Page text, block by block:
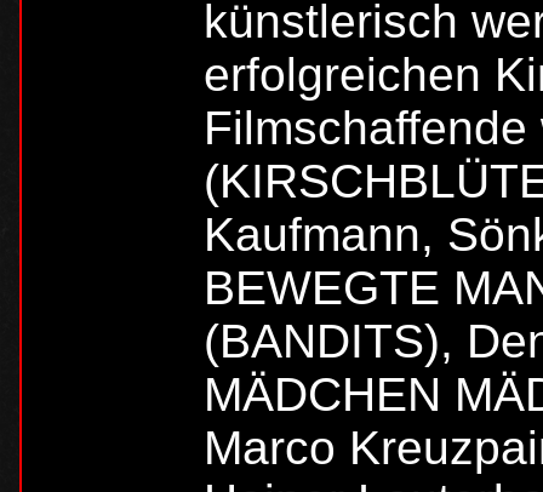
künstlerisch
erfolgreichen
Kaufmann,
BEWEGTE
(BANDITS),
MÄDCHEN
Marco